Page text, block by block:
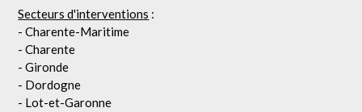
Secteurs d'interventions :
- Charente-Maritime
- Charente
- Gironde
- Dordogne
- Lot-et-Garonne